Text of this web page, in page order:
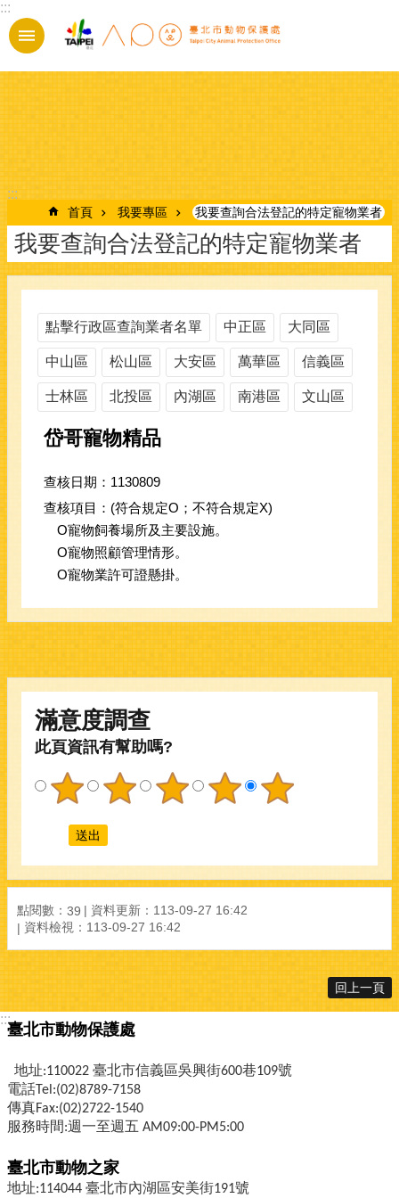
跳到主要內容區塊
:::
:::
首頁 我要專區 我要查詢合法登記的特定寵物業者
我要查詢合法登記的特定寵物業者
點擊行政區查詢業者名單 中正區 大同區
中山區 松山區 大安區 萬華區 信義區
士林區 北投區 內湖區 南港區 文山區
岱哥寵物精品
查核日期：1130809
查核項目：(符合規定O；不符合規定X)
O寵物飼養場所及主要設施。
O寵物照顧管理情形。
O寵物業許可證懸掛。
滿意度調查
此頁資訊有幫助嗎?
點閱數： 39 資料更新： 113-09-27 16:42
資料檢視： 113-09-27 16:42
回上一頁
:::
臺北市動物保護處
地址:110022 臺北市信義區吳興街600巷109號
電話Tel:(02)8789-7158
傳真Fax:(02)2722-1540
服務時間:週一至週五 AM09:00-PM5:00
臺北市動物之家
地址:114044 臺北市內湖區安美街191號